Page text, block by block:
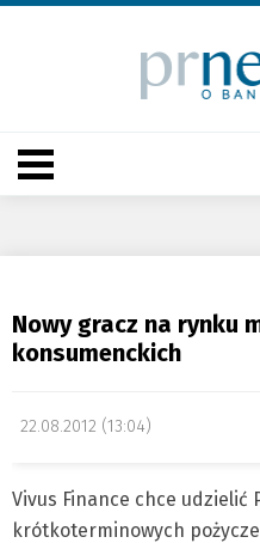
Nowy gracz na rynku
konsumenckich
22.08.2012 (13:04)
Vivus Finance chce udzielić
krótkoterminowych